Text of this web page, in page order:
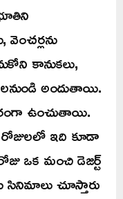
కానుకలు,
అందుతాయి.
ఉంచుతాయి.
ఇది కూడా
ఒక మంచి డెజర్ట్
చూస్తారు